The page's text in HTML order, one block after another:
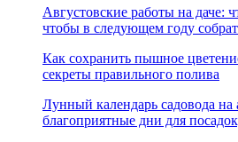
Августовские работы на даче:
чтобы в следующем году
Как сохранить пышное
секреты правильного полива
Лунный календарь садовода на
благоприятные дни для